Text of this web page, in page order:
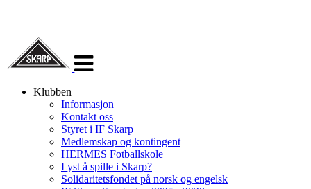
navigasjon
Klubben
Informasjon
Kontakt oss
Styret i IF Skarp
Medlemskap og kontingent
HERMES Fotballskole
Lyst å spille i Skarp?
Solidaritetsfondet på norsk og engelsk